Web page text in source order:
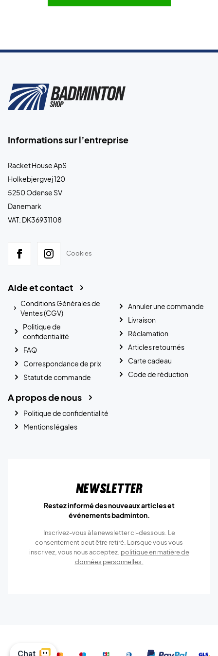
Informations sur l’entreprise
Racket House ApS
Holkebjergvej 120
5250 Odense SV
Danemark
VAT: DK36931108
Cookies
Aide et contact
Conditions Générales de
Ventes (CGV)
Politique de
confidentialité
FAQ
Correspondance de prix
Statut de commande
Annuler une commande
Livraison
Réclamation
Articles retournés
Carte cadeau
Code de réduction
A propos de nous
Politique de confidentialité
Mentions légales
Newsletter
Restez informé des nouveaux articles et
événements badminton.
Inscrivez-vous à la newsletter ci-dessous. Le
consentement peut être retiré. Lorsque vous vous
inscrivez, vous nous acceptez. politique en matière de
données personnelles.